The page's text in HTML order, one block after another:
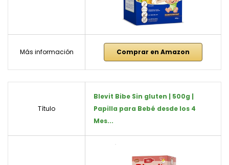
Más información Comprar en Amazon
Título
Blevit Bibe Sin gluten | 500g |
Papilla para Bebé desde los 4
Mes...